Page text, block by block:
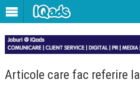
Articole care fac referire la